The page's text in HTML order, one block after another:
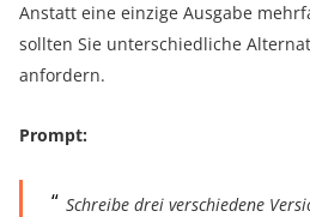
Anstatt eine einzige Ausgabe
sollten Sie unterschiedliche
anfordern.
Prompt:
Schreibe drei verschiedene